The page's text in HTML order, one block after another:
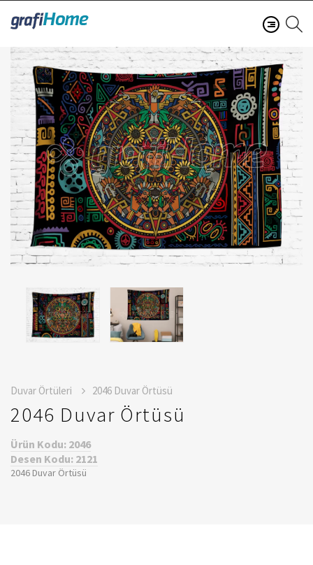
Duvar Örtüleri 2046 Duvar Örtüsü
2046 Duvar Örtüsü
Ürün Kodu: 2046
Desen Kodu: 2121
2046 Duvar Örtüsü